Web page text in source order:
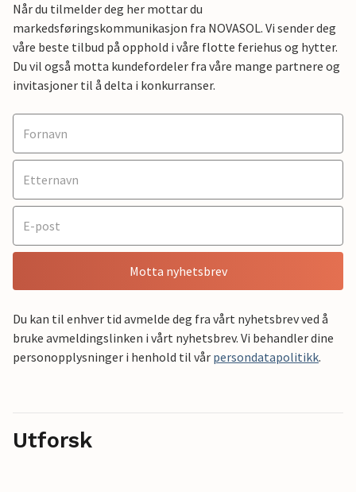
Når du tilmelder deg her mottar du
markedsføringskommunikasjon fra NOVASOL. Vi sender deg
våre beste tilbud på opphold i våre flotte feriehus og hytter.
Du vil også motta kundefordeler fra våre mange partnere og
invitasjoner til å delta i konkurranser.
Motta nyhetsbrev
Du kan til enhver tid avmelde deg fra vårt nyhetsbrev ved å
bruke avmeldingslinken i vårt nyhetsbrev. Vi behandler dine
personopplysninger i henhold til vår persondatapolitikk.
Utforsk